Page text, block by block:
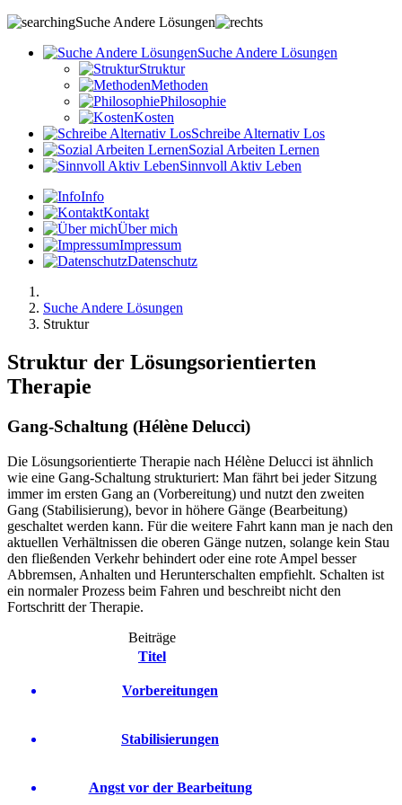
Suche Andere Lösungen
Suche Andere Lösungen
Struktur
Methoden
Philosophie
Kosten
Schreibe Alternativ Los
Sozial Arbeiten Lernen
Sinnvoll Aktiv Leben
Info
Kontakt
Über mich
Impressum
Datenschutz
Suche Andere Lösungen
Struktur
Struktur der Lösungsorientierten
Therapie
Gang-Schaltung (Hélène Delucci)
Die Lösungsorientierte Therapie nach Hélène Delucci ist ähnlich
wie eine Gang-Schaltung strukturiert: Man fährt bei jeder Sitzung
immer im ersten Gang an (Vorbereitung) und nutzt den zweiten
Gang (Stabilisierung), bevor in höhere Gänge (Bearbeitung)
geschaltet werden kann. Für die weitere Fahrt kann man je nach den
aktuellen Verhältnissen die oberen Gänge nutzen, solange kein Stau
den fließenden Verkehr behindert oder eine rote Ampel besser
Abbremsen, Anhalten und Herunterschalten empfiehlt. Schalten ist
ein normaler Prozess beim Fahren und beschreibt nicht den
Fortschritt der Therapie.
Beiträge
Titel
Vorbereitungen
Stabilisierungen
Angst vor der Bearbeitung